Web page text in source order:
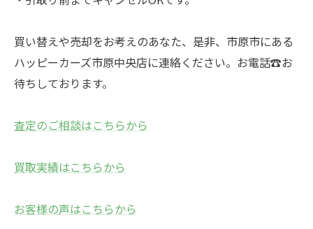
買い替えや売却をお考えのあなた、是非、市原市にある
ハッピーカーズ市原中央店に連絡ください。お電話☎お
待ちしております。
査定のご相談はこちらから
買取実績はこちらから
お客様の声はこちらから